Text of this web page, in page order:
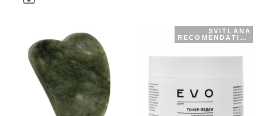
SVITLANA
RECOMENDATION